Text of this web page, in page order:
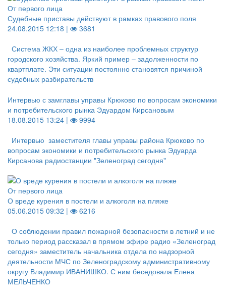
От первого лица
Судебные приставы действуют в рамках правового поля
24.08.2015 12:18 |
3681
Система ЖКХ – одна из наиболее проблемных структур
городского хозяйства. Яркий пример – задолженности по
квартплате. Эти ситуации постоянно становятся причиной
судебных разбирательств
Интервью с замглавы управы Крюково по вопросам экономики
и потребительского рынка Эдуардом Кирсановым
18.08.2015 13:24 |
9994
Интервью заместителя главы управы района Крюково по
вопросам экономики и потребительского рынка Эдуарда
Кирсанова радиостанции "Зеленоград сегодня"
От первого лица
О вреде курения в постели и алкоголя на пляже
05.06.2015 09:32 |
6216
О соблюдении правил пожарной безопасности в летний и не
только период рассказал в прямом эфире радио «Зеленоград
сегодня» заместитель начальника отдела по надзорной
деятельности МЧС по Зеленоградскому административному
округу Владимир ИВАНИШКО. С ним беседовала Елена
МЕЛЬЧЕНКО